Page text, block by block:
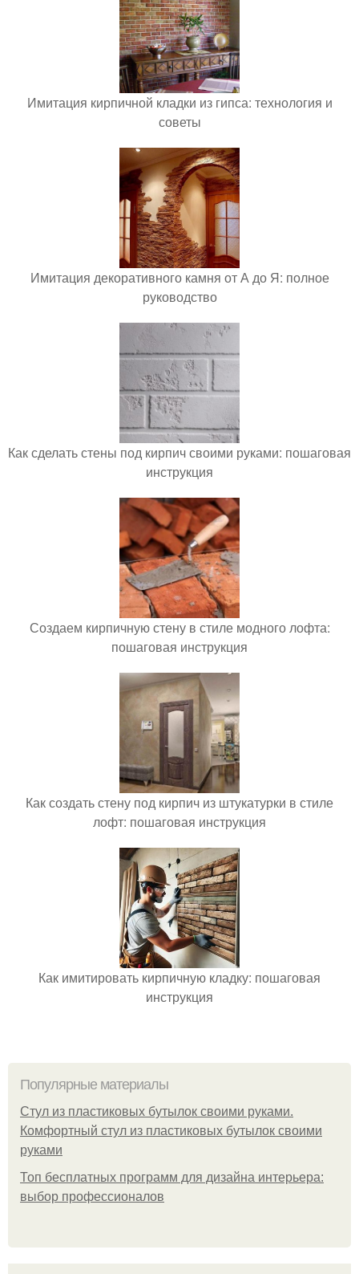
Имитация кирпичной кладки из гипса: технология и
советы
Имитация декоративного камня от А до Я: полное
руководство
Как сделать стены под кирпич своими руками: пошаговая
инструкция
Создаем кирпичную стену в стиле модного лофта:
пошаговая инструкция
Как создать стену под кирпич из штукатурки в стиле
лофт: пошаговая инструкция
Как имитировать кирпичную кладку: пошаговая
инструкция
Популярные материалы
Стул из пластиковых бутылок своими руками.
Комфортный стул из пластиковых бутылок своими
руками
Топ бесплатных программ для дизайна интерьера:
выбор профессионалов